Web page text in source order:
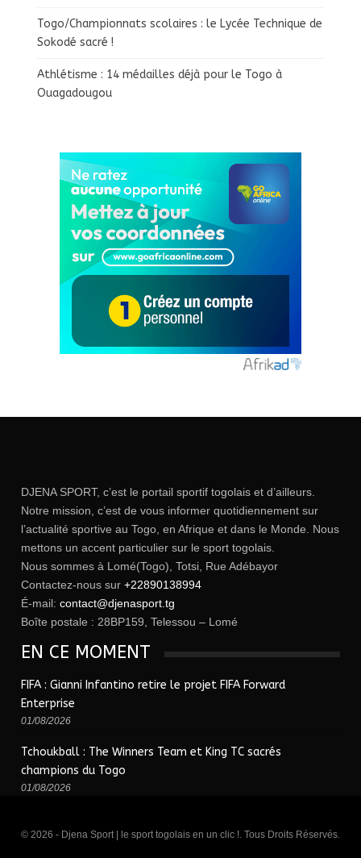
Togo/Championnats scolaires : le Lycée Technique de
Sokodé sacré !
Athlétisme : 14 médailles déjà pour le Togo à
Ouagadougou
DJENA SPORT, c’est le portail sportif togolais et d’ailleurs.
Notre mission, c’est de vous informer quotidiennement sur
l’actualité sportive au Togo, en Afrique et dans le Monde. Nous
mettons un accent particulier sur le sport togolais.
Nous sommes à Lomé(Togo), Totsi, Rue Adébayor
Contactez-nous sur +22890138994
É-mail: contact@djenasport.tg
Boîte postale : 28BP159, Telessou – Lomé
EN CE MOMENT
FIFA : Gianni Infantino retire le projet FIFA Forward
Enterprise
01/08/2026
Tchoukball : The Winners Team et King TC sacrés
champions du Togo
01/08/2026
© 2026 - Djena Sport | le sport togolais en un clic !. Tous Droits Réservés.